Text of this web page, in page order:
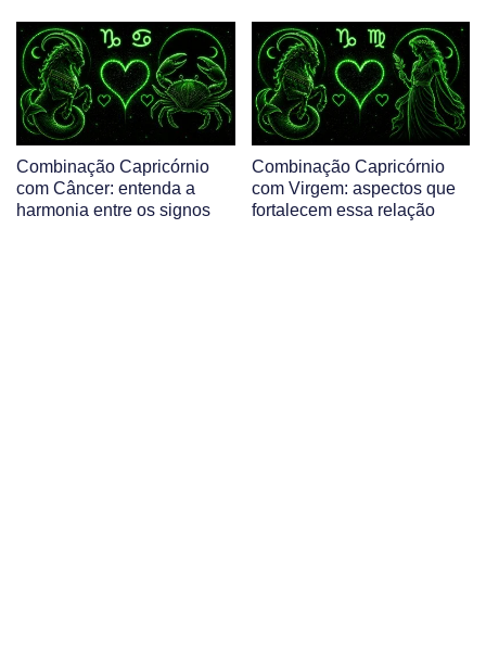
Combinação Capricórnio
com Câncer: entenda a
harmonia entre os signos
Combinação Capricórnio
com Virgem: aspectos que
fortalecem essa relação